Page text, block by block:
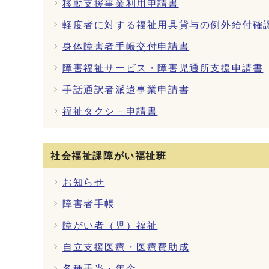
移動支援事業利用申請書
軽度者に対する福祉用具貸与の例外給付確
身体障害者手帳交付申請書
障害福祉サービス・障害児通所支援申請書
手話通訳者派遣事業申請書
福祉タクシ－申請書
社会福祉課障がい福祉班
お知らせ
障害者手帳
障がい者（児）福祉
自立支援医療・医療費助成